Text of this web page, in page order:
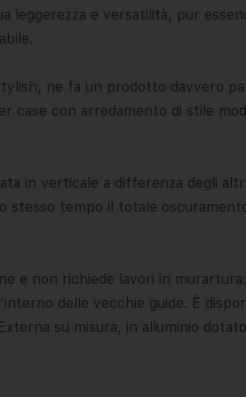
leggerezza e versatilità, pur
ne fa un prodotto davvero
case con arredamento di stile
in verticale a differenza degli
stesso tempo il totale
e non richiede lavori in
delle vecchie guide. È
su misura, in alluminio